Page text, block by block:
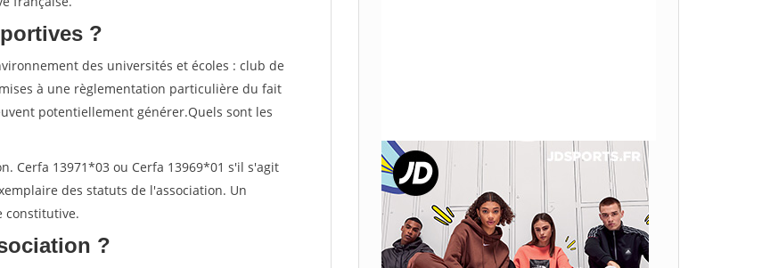
?
des universités et écoles : club de
à une règlementation particulière du fait
potentiellement générer.Quels sont les
Cerfa 13971*03 ou Cerfa 13969*01 s'il s'agit
des statuts de l'association. Un
constitutive.
?